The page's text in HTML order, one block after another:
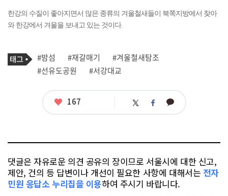
한강의 수질이 좋아지면서 많은 종류의 겨울철새들이 북쪽지방에서 찾아
와 한강에서 겨울을 보내고 있는 것이다.
기
사
관
련
태
그
#밤섬 #재갈매기
#겨울철새탐조
#선유도공원
#서강대교
좋
167 트 페 카
댓글은 자유로운 의견 공유의 장이므로 서울시에 대한 신고,
제안, 건의 등 답변이나 개선이 필요한 사항에 대해서는 전자
민원 응답소 누리집을 이용하여 주시기 바랍니다.